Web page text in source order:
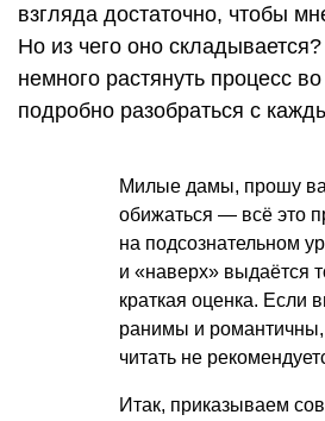
взгляда достаточно, чтобы
Но из чего оно
немного растянуть процесс
подробно разобраться с
Милые дамы, прошу
обижаться — всё это
на подсознательном
и «наверх» выдаётся
краткая оценка. Если
ранимы и
читать не
Итак, приказываем